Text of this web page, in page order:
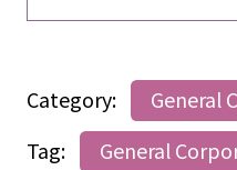
Category:
General
Tag:
General